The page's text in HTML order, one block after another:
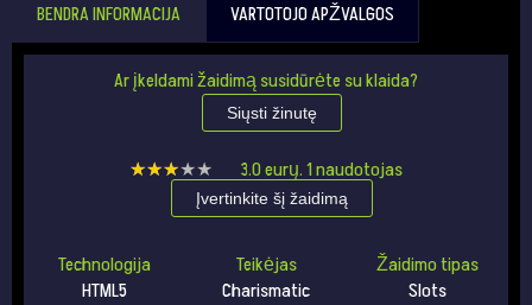
BENDRA INFORMACIJA VARTOTOJO APŽVALGOS
Ar įkeldami žaidimą susidūrėte su klaida?
Siųsti žinutę
★★★★★
★★★★★ 3.0eurų.1naudotojas
Įvertinkite šį žaidimą
Technologija
HTML5
Teikėjas
Charismatic
Žaidimo tipas
Slots